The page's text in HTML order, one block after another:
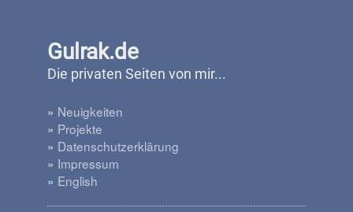
Gulrak.de
Die privaten Seiten von mir...
» Neuigkeiten
» Projekte
» Datenschutzerklärung
» Impressum
» English